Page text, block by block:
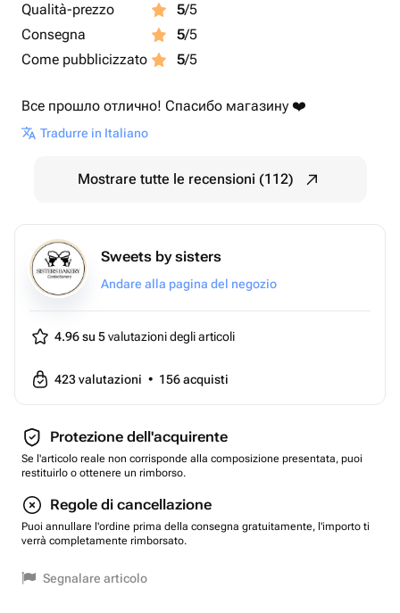
Qualità-prezzo
5/5
Consegna
5/5
Come pubblicizzato
5/5
Все прошло отлично! Спасибо магазину ❤️
Tradurre in Italiano
Mostrare tutte le recensioni (112)
Sweets by sisters
Andare alla pagina del negozio
4.96 su 5valutazioni degli articoli
423valutazioni • 156acquisti
Protezione dell'acquirente
Se l'articolo reale non corrisponde alla composizione presentata, puoi
restituirlo o ottenere un rimborso.
Regole di cancellazione
Puoi annullare l'ordine prima della consegna gratuitamente, l'importo ti
verrà completamente rimborsato.
Segnalare articolo